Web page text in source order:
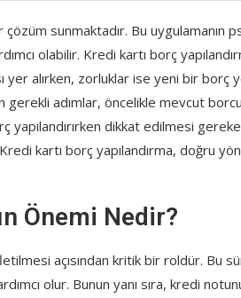
sunmaktadır. Bu uygulamanın
olabilir. Kredi kartı borç
alırken, zorluklar ise yeni bir
gerekli adımlar, öncelikle mevcut
yapılandırırken dikkat edilmesi
kartı borç yapılandırma, doğru
Önemi Nedir?
açısından kritik bir roldür. Bu
olur. Bunun yanı sıra, kredi